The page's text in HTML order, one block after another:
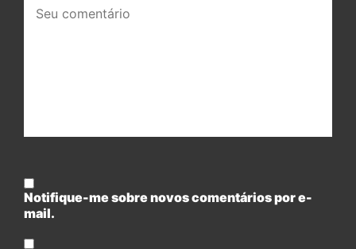
comentário:
Notifique-me sobre novos comentários por e-
mail.